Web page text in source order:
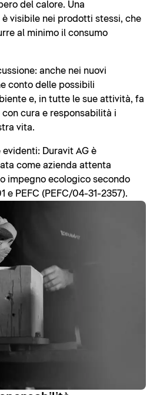
del calore. Una
visibile nei prodotti stessi, che
al minimo il consumo
anche nei nuovi
conto delle possibili
e, in tutte le sue attività, fa
cura e responsabilità i
vita.
Duravit AG è
come azienda attenta
impegno ecologico secondo
e PEFC (PEFC/04-31-2357).